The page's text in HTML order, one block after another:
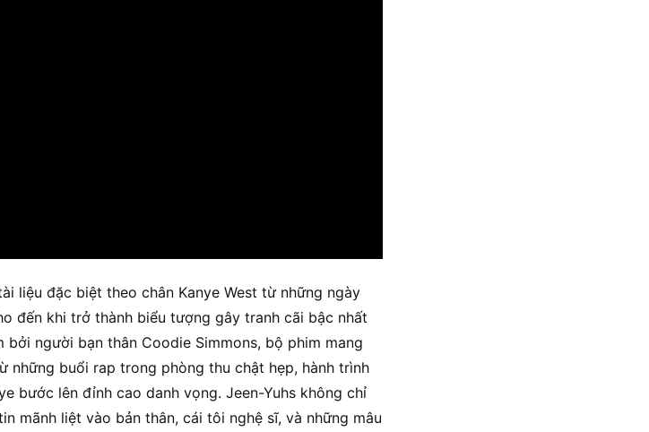
liệu đặc biệt theo chân Kanye West từ những ngày
đến khi trở thành biểu tượng gây tranh cãi bậc nhất
người bạn thân Coodie Simmons, bộ phim mang
những buổi rap trong phòng thu chật hẹp, hành trình
bước lên đỉnh cao danh vọng. Jeen-Yuhs không chỉ
mãnh liệt vào bản thân, cái tôi nghệ sĩ, và những mâu